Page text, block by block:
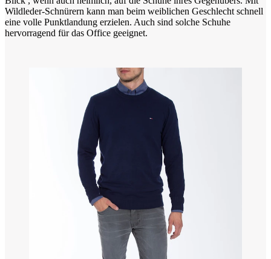
Wildleder-Schnürern kann man beim weiblichen Geschlecht schnell
eine volle Punktlandung erzielen. Auch sind solche Schuhe
hervorragend für das Office geeignet.